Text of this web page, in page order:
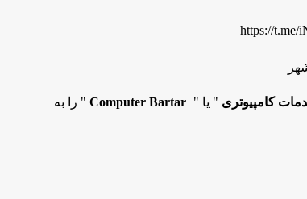
https://t.me/
کامپیوتری " یا " Computer Bartar" را به